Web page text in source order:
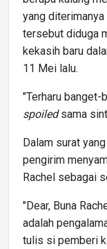
yang
tersebut diduga
kekasih baru
11 Mei lalu.
"Terharu banget-
spoiledsama
Dalam surat
pengirim
Rachel sebagai
"Dear, Buna
adalah
tulis si pemberi